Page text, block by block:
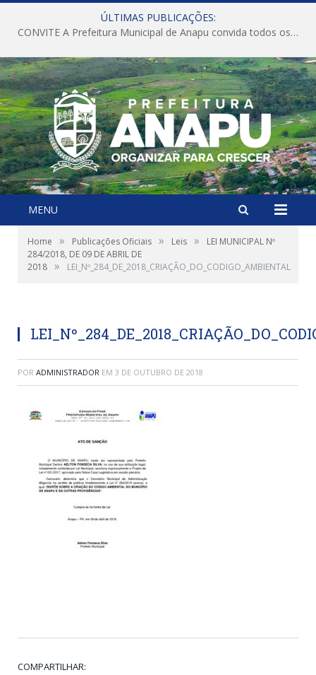
ÚLTIMAS PUBLICAÇÕES:
CONVITE A Prefeitura Municipal de Anapu convida todos os servidores públicos municipais para participarem da Audiência Pública de discussão da Lei de Diretrizes Orçamentárias (LDO), importante instrumento de planejamento das ações e investimentos da Administração Pública para o próximo exercício financeiro.
MENU
Home » Publicações Oficiais » Leis »
LEI MUNICIPAL Nº
284/2018, DE 09 DE ABRIL DE
2018 » LEI_Nº_284_DE_2018_CRIAÇÃO_DO_CODIGO_AMBIENTAL
POR ADMINISTRADOR EM 3 DE OUTUBRO DE 2018
COMPARTILHAR: